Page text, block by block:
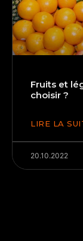
Fruits et
choisir ?
LIRE LA
20.10.2022